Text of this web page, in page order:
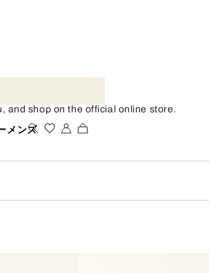
メンズ
and shop on the official online store.